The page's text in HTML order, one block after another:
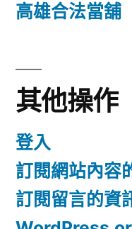
高雄合法當舖
其他操作
登入
訂閱網站內容
訂閱留言的資